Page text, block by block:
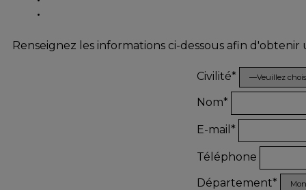
Renseignez les informations ci-dessous afin
Civilité*
Nom*
E-mail*
Téléphone
Département*